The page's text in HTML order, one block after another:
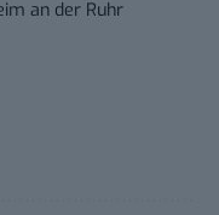
an der Ruhr